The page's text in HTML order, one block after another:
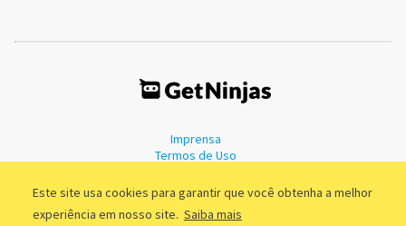
Este site usa cookies para garantir que você obtenha a melhor
experiência em nosso site. Saiba mais
Imprensa
Termos de Uso